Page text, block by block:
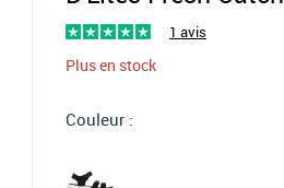
1 avis
Plus en stock
Couleur :